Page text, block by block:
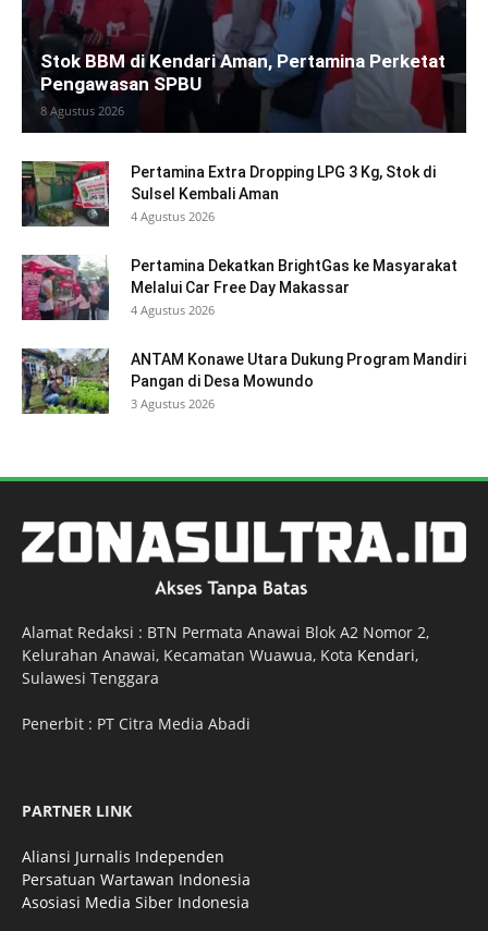
Stok BBM di Kendari Aman, Pertamina Perketat
Pengawasan SPBU
8 Agustus 2026
Pertamina Extra Dropping LPG 3 Kg, Stok di
Sulsel Kembali Aman
4 Agustus 2026
Pertamina Dekatkan BrightGas ke Masyarakat
Melalui Car Free Day Makassar
4 Agustus 2026
ANTAM Konawe Utara Dukung Program Mandiri
Pangan di Desa Mowundo
3 Agustus 2026
Alamat Redaksi : BTN Permata Anawai Blok A2 Nomor 2,
Kelurahan Anawai, Kecamatan Wuawua, Kota Kendari,
Sulawesi Tenggara
Penerbit : PT Citra Media Abadi
PARTNER LINK
Aliansi Jurnalis Independen
Persatuan Wartawan Indonesia
Asosiasi Media Siber Indonesia